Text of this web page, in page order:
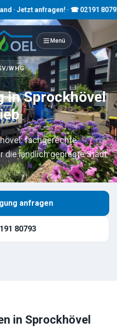
anfragen! · ☎ 02191 80793
Menü
WHG
in Sprockhövel
fachgerechte
die ländlich geprägte Stadt
anfragen
80793
in Sprockhövel